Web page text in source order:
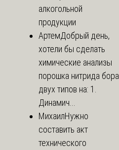
алкогольной
продукции
АртемДобрый день,
хотели бы сделать
химические анализы
порошка нитрида бора
двух типов на: 1.
Динамич...
МихаилНужно
составить акт
технического